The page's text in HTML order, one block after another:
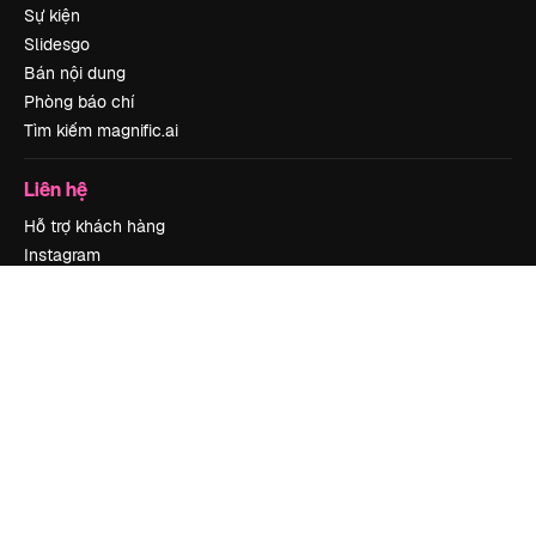
Sự kiện
Slidesgo
Bán nội dung
Phòng báo chí
Tìm kiếm magnific.ai
Liên hệ
Hỗ trợ khách hàng
Instagram